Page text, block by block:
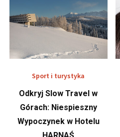
Sport i turystyka
Odkryj Slow Travel w
Górach: Niespieszny
Wypoczynek w Hotelu
HARNAŚ